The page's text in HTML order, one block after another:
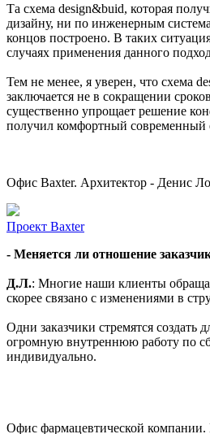
Та схема design&buid, которая
дизайну, ни по инженерным
концов построено. В таких
случаях применения данного
Тем не менее, я уверен, что схема
заключается не в сокращении
существенно упрощает решение
получил комфортный современный
Офис Baxter. Архитектор - Денис
Проект Baxter
- Меняется ли отношение
Д.Л.: Многие наши клиенты
скорее связано с изменениями в
Одни заказчики стремятся создать
огромную внутреннюю работу по
индивидуально.
Офис фармацевтической